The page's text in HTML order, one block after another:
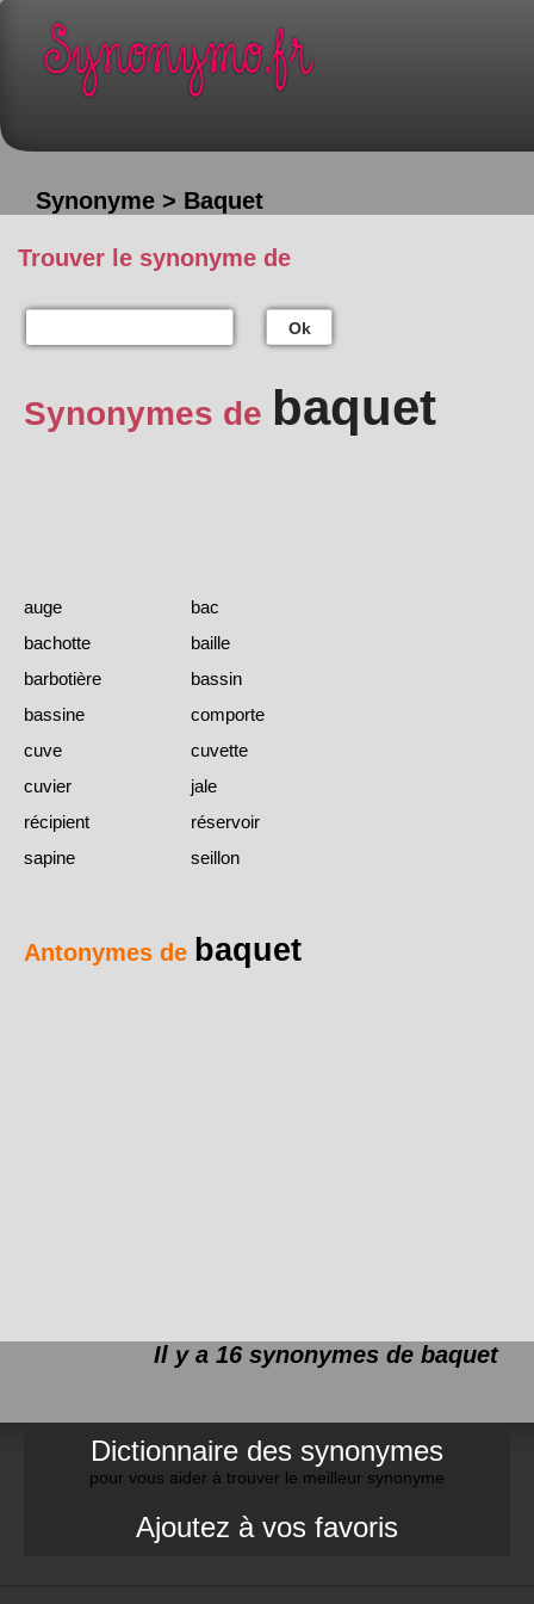
Synonyme > Baquet
Trouver le synonyme de
Ok
Synonymes de baquet
auge
bac
bachotte
baille
barbotière
bassin
bassine
comporte
cuve
cuvette
cuvier
jale
récipient
réservoir
sapine
seillon
Antonymes de baquet
Il y a 16 synonymes de baquet
Dictionnaire des synonymes
pour vous aider à trouver le meilleur synonyme
Ajoutez à vos favoris